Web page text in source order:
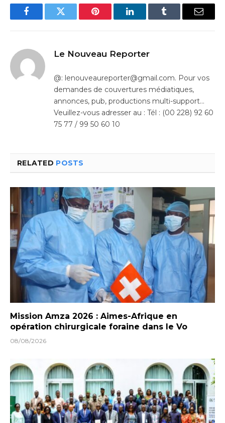
FacebookTwitter Pinterest LinkedInTumblr Email
Le Nouveau Reporter
@: lenouveaureporter@gmail.com. Pour vos
demandes de couvertures médiatiques,
annonces, pub, productions multi-support…
Veuillez-vous adresser au : Tél : (00 228) 92 60
75 77 / 99 50 60 10
RELATED POSTS
Mission Amza 2026 : Aimes-Afrique en
opération chirurgicale foraine dans le Vo
08/08/2026